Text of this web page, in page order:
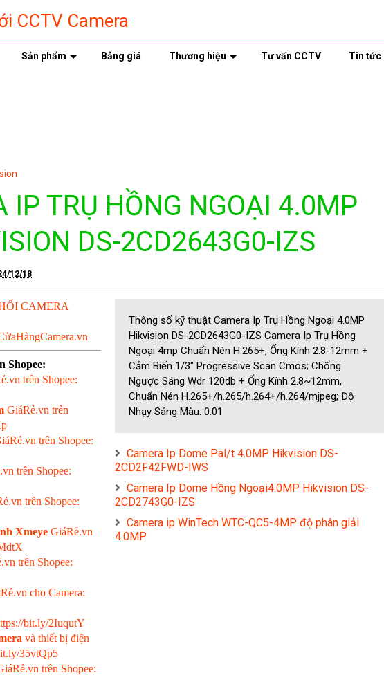
CCTV Camera
Sản phẩm Bảng giá Thương hiệu Tư vấn CCTV Tin tức
IP TRỤ HỒNG NGOẠI 4.0MP
DS-2CD2643G0-IZS
12/18
CAMERA
Shopee:
trên Shopee:
GiáRẻ.vn trên
trên Shopee:
trên Shopee:
trên Shopee:
Xmeye GiáRẻ.vn
trên Shopee:
cho Camera:
bit.ly/2IuqutY
và thiết bị điện
35vtQp5
trên Shopee:
Thông số kỹ thuật Camera Ip Trụ Hồng Ngoại 4.0MP
Hikvision DS-2CD2643G0-IZS Camera Ip Trụ Hồng
Ngoại 4mp Chuẩn Nén H.265+, Ống Kính 2.8-12mm +
Cảm Biến 1/3" Progressive Scan Cmos; Chống
Ngược Sáng Wdr 120db + Ống Kính 2.8~12mm,
Chuẩn Nén H.265+/h.265/h.264+/h.264/mjpeg; Độ
Nhạy Sáng Màu: 0.01
Camera Ip Dome Pal/t 4.0MP Hikvision DS-
2CD2F42FWD-IWS
Camera Ip Dome Hồng Ngoại4.0MP Hikvision DS-
2CD2743G0-IZS
Camera ip WinTech WTC-QC5-4MP độ phân giải
4.0MP